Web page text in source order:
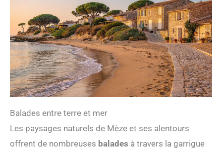
Balades entre terre et mer
Les paysages naturels de Mèze et ses alentours
offrent de nombreuses balades à travers la garrigue